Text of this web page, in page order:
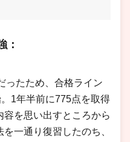
：
ったため、合格ライン
1年半前に775点を取得
容を思い出すところから
一通り復習したのち、